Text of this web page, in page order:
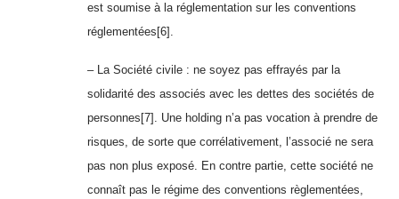
est soumise à la réglementation sur les conventions
réglementées[6].
– La Société civile : ne soyez pas effrayés par la
solidarité des associés avec les dettes des sociétés de
personnes[7]. Une holding n’a pas vocation à prendre de
risques, de sorte que corrélativement, l’associé ne sera
pas non plus exposé. En contre partie, cette société ne
connaît pas le régime des conventions règlementées,